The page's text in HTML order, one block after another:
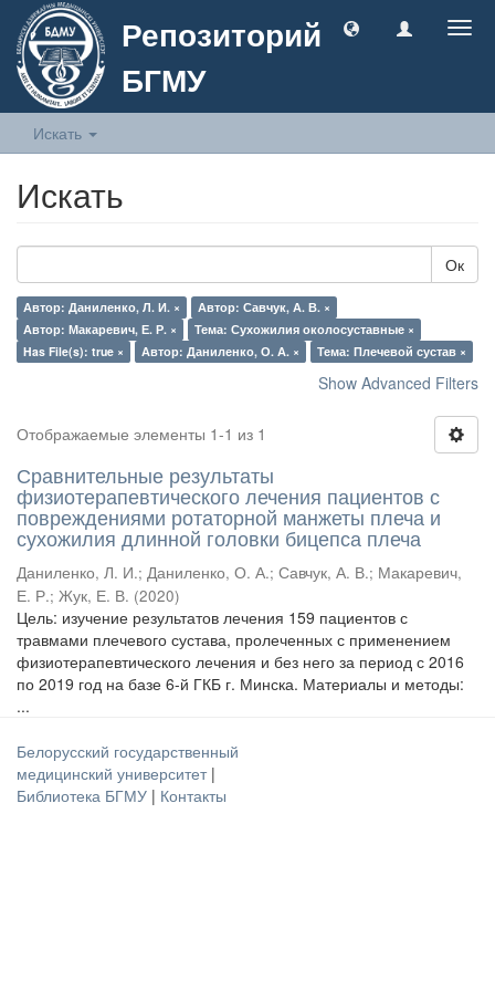
Репозиторий
БГМУ
Искать
Искать
Ок
Автор: Даниленко, Л. И. ×
Автор: Савчук, А. В. ×
Автор: Макаревич, Е. Р. ×
Тема: Сухожилия околосуставные ×
Has File(s): true ×
Автор: Даниленко, О. А. × Тема: Плечевой сустав ×
Show Advanced Filters
Отображаемые элементы 1-1 из 1
Сравнительные результаты
физиотерапевтического лечения пациентов с
повреждениями ротаторной манжеты плеча и
сухожилия длинной головки бицепса плеча
Даниленко, Л. И.; Даниленко, О. А.; Савчук, А. В.; Макаревич,
Е. Р.; Жук, Е. В. (2020)
Цель: изучение результатов лечения 159 пациентов с
травмами плечевого сустава, пролеченных с применением
физиотерапевтического лечения и без него за период с 2016
по 2019 год на базе 6-й ГКБ г. Минска. Материалы и методы:
...
Белорусский государственный
медицинский университет |
Библиотека БГМУ | Контакты